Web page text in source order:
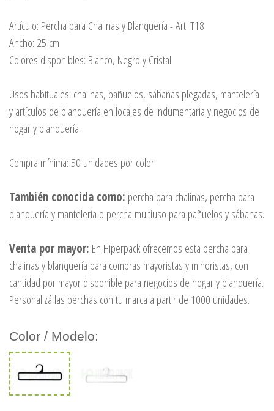
Artículo: Percha para Chalinas y Blanquería - Art. T18
Ancho: 25 cm
Colores disponibles: Blanco, Negro y Cristal
Usos habituales: chalinas, pañuelos, sábanas plegadas, mantelería
y artículos de blanquería en locales de indumentaria y negocios de
hogar y blanquería.
Compra mínima: 50 unidades por color.
También conocida como: percha para chalinas, percha para
blanquería y mantelería o percha multiuso para pañuelos y sábanas.
Venta por mayor: En Hiperpack ofrecemos esta percha para
chalinas y blanquería para compras mayoristas y minoristas, con
cantidad por mayor disponible para negocios de hogar y blanquería.
Personalizá las perchas con tu marca a partir de 1000 unidades.
Color / Modelo: